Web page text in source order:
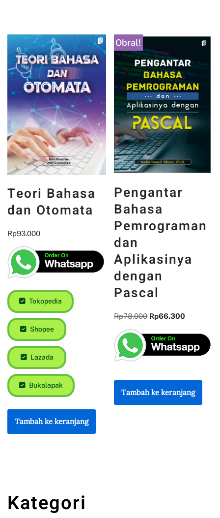
Teori Bahasa
dan Otomata
Rp93.000
Tokopedia
Shopee
Lazada
Bukalapak
Tambah ke keranjang
Obral!
Pengantar
Bahasa
Pemrograman
dan
Aplikasinya
dengan
Pascal
Rp78.000 Rp66.300
Tambah ke keranjang
Kategori